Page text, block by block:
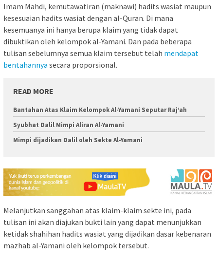
Imam Mahdi, kemutawatiran (maknawi) hadits wasiat maupun
kesesuaian hadits wasiat dengan al-Quran. Di mana
kesemuanya ini hanya berupa klaim yang tidak dapat
dibuktikan oleh kelompok al-Yamani. Dan pada beberapa
tulisan sebelumnya semua klaim tersebut telah mendapat
bentahannya secara proporsional.
READ MORE
Bantahan Atas Klaim Kelompok Al-Yamani Seputar Raj’ah
Syubhat Dalil Mimpi Aliran Al-Yamani
Mimpi dijadikan Dalil oleh Sekte Al-Yamani
Melanjutkan sanggahan atas klaim-klaim sekte ini, pada
tulisan ini akan diajukan bukti lain yang dapat menunjukkan
ketidak shahihan hadits wasiat yang dijadikan dasar kebenaran
mazhab al-Yamani oleh kelompok tersebut.